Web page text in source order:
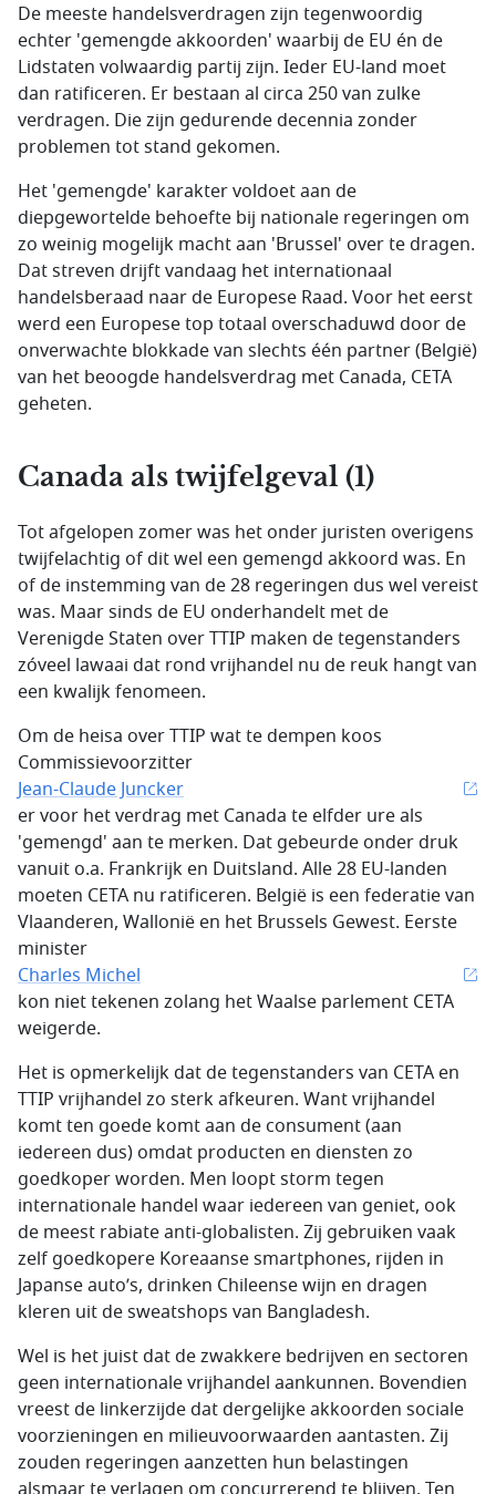
De meeste handelsverdragen zijn tegenwoordig
echter 'gemengde akkoorden' waarbij de EU én de
Lidstaten volwaardig partij zijn. Ieder EU-land moet
dan ratificeren. Er bestaan al circa 250 van zulke
verdragen. Die zijn gedurende decennia zonder
problemen tot stand gekomen.
Het 'gemengde' karakter voldoet aan de
diepgewortelde behoefte bij nationale regeringen om
zo weinig mogelijk macht aan 'Brussel' over te dragen.
Dat streven drijft vandaag het internationaal
handelsberaad naar de Europese Raad. Voor het eerst
werd een Europese top totaal overschaduwd door de
onverwachte blokkade van slechts één partner (België)
van het beoogde handelsverdrag met Canada, CETA
geheten.
Canada als twijfelgeval (1)
Tot afgelopen zomer was het onder juristen overigens
twijfelachtig of dit wel een gemengd akkoord was. En
of de instemming van de 28 regeringen dus wel vereist
was. Maar sinds de EU onderhandelt met de
Verenigde Staten over TTIP maken de tegenstanders
zóveel lawaai dat rond vrijhandel nu de reuk hangt van
een kwalijk fenomeen.
Om de heisa over TTIP wat te dempen koos
Commissievoorzitter
Jean-Claude Juncker
er voor het verdrag met Canada te elfder ure als
'gemengd' aan te merken. Dat gebeurde onder druk
vanuit o.a. Frankrijk en Duitsland. Alle 28 EU-landen
moeten CETA nu ratificeren. België is een federatie van
Vlaanderen, Wallonië en het Brussels Gewest. Eerste
minister
Charles Michel
kon niet tekenen zolang het Waalse parlement CETA
weigerde.
Het is opmerkelijk dat de tegenstanders van CETA en
TTIP vrijhandel zo sterk afkeuren. Want vrijhandel
komt ten goede komt aan de consument (aan
iedereen dus) omdat producten en diensten zo
goedkoper worden. Men loopt storm tegen
internationale handel waar iedereen van geniet, ook
de meest rabiate anti-globalisten. Zij gebruiken vaak
zelf goedkopere Koreaanse smartphones, rijden in
Japanse auto’s, drinken Chileense wijn en dragen
kleren uit desweatshops van Bangladesh.
Wel is het juist dat de zwakkere bedrijven en sectoren
geen internationale vrijhandel aankunnen. Bovendien
vreest de linkerzijde dat dergelijke akkoorden sociale
voorzieningen en milieuvoorwaarden aantasten. Zij
zouden regeringen aanzetten hun belastingen